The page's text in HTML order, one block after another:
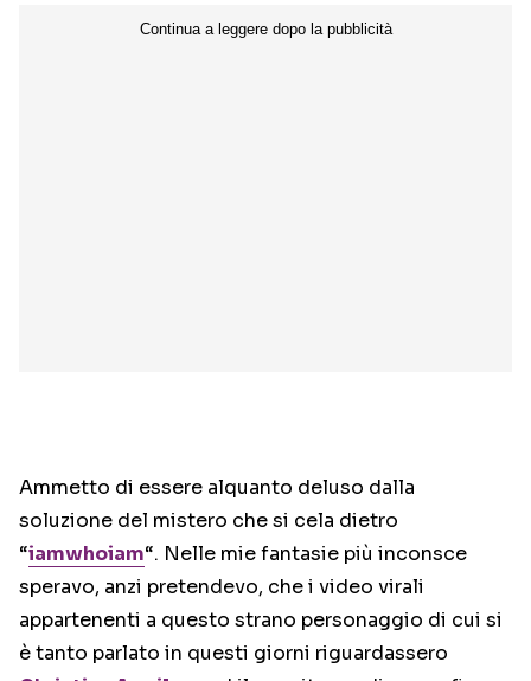
Ammetto di essere alquanto deluso dalla
soluzione del mistero che si cela dietro
“iamwhoiam“. Nelle mie fantasie più inconsce
speravo, anzi pretendevo, che i video virali
appartenenti a questo strano personaggio di cui si
è tanto parlato in questi giorni riguardassero